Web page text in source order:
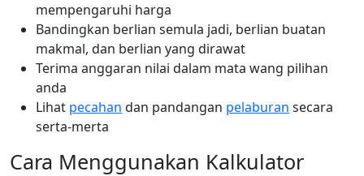
mempengaruhi harga
Bandingkan berlian semula jadi, berlian buatan
makmal, dan berlian yang dirawat
Terima anggaran nilai dalam mata wang pilihan
anda
Lihat pecahan dan pandangan pelaburan secara
serta-merta
Cara Menggunakan Kalkulator